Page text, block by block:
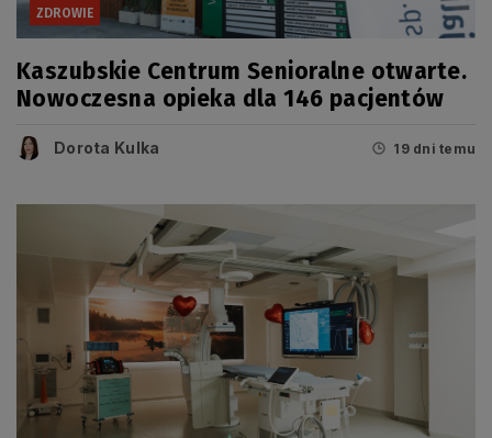
ZDROWIE
Kaszubskie Centrum Senioralne otwarte.
Nowoczesna opieka dla 146 pacjentów
Dorota Kulka 19 dni temu